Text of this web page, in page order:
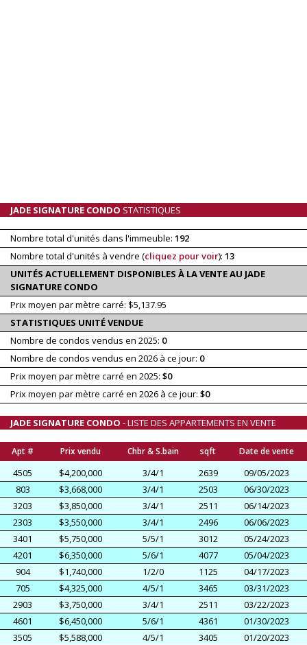
JADE SIGNATURE CONDO STATISTIQUES
Nombre total d'unités dans l'immeuble: 192
Nombre total d'unités à vendre (cliquez pour voir): 13
UNITÉS ACTUELLEMENT DISPONIBLES À LA VENTE AU JADE
SIGNATURE CONDO
Prix moyen par mètre carré: $5,137.95
STATISTIQUES UNITÉ VENDUE
Nombre de condos vendus en 2025: 0
Nombre de condos vendus en 2026 à ce jour: 0
Prix moyen par mètre carré en 2025: $0
Prix moyen par mètre carré en 2026 à ce jour: $0
JADE SIGNATURE CONDO - LISTE DES APPARTEMENTS EN VENTE
Apt # Prix vendu Chbr & S.bain sqft Date de vente
4505 $4,200,000 3/4/1 2639
09/05/2023
803
$3,668,000 3/4/1 2503
06/30/2023
3203
$3,850,000 3/4/1 2511
06/14/2023
2303
$3,550,000 3/4/1 2496
06/06/2023
3401
$5,750,000 5/5/1 3012
05/24/2023
4201
$6,350,000 5/6/1 4077
05/04/2023
904
$1,740,000 1/2/0 1125
04/17/2023
705
$4,325,000 4/5/1 3465
03/31/2023
2903
$3,750,000 3/4/1 2511
03/22/2023
4601
$6,450,000 5/6/1 4361
01/30/2023
3505
$5,588,000 4/5/1 3405
01/20/2023